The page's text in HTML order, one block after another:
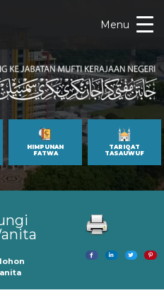
Menu
HIMPUNAN
FATWA
TARIQAT
TASAUWUF